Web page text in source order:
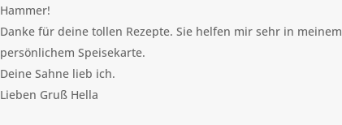
Hammer!
Danke für deine tollen Rezepte. Sie helfen mir sehr in meinem
persönlichem Speisekarte.
Deine Sahne lieb ich.
Lieben Gruß Hella